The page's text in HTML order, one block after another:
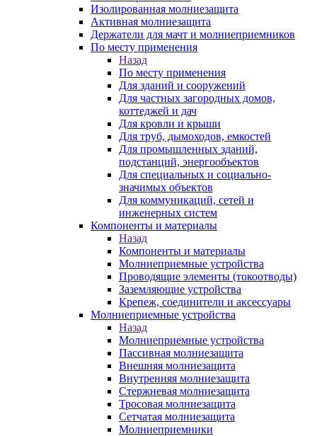
Изолированная молниезащита
Активная молниезащита
Держатели для мачт и молниеприемников
По месту применения
Назад
По месту применения
Для зданий и сооружений
Для частных загородных домов,
коттеджей и дач
Для кровли и крыши
Для труб, дымоходов, емкостей
Для промышленных зданий,
подстанций, энергообъектов
Для специальных и социально-
значимых объектов
Для коммуникаций, сетей и
инженерных систем
Компоненты и материалы
Назад
Компоненты и материалы
Молниеприемные устройства
Проводящие элементы (токоотводы)
Заземляющие устройства
Крепеж, соединители и аксессуары
Молниеприемные устройства
Назад
Молниеприемные устройства
Пассивная молниезащита
Внешняя молниезащита
Внутренняя молниезащита
Стержневая молниезащита
Тросовая молниезащита
Сетчатая молниезащита
Молниеприемники